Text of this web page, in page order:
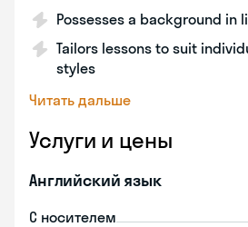
Possesses a background in
Tailors lessons to suit
styles
Читать дальше
Услуги и цены
Английский язык
С носителем